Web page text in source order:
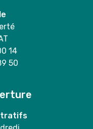
14
50